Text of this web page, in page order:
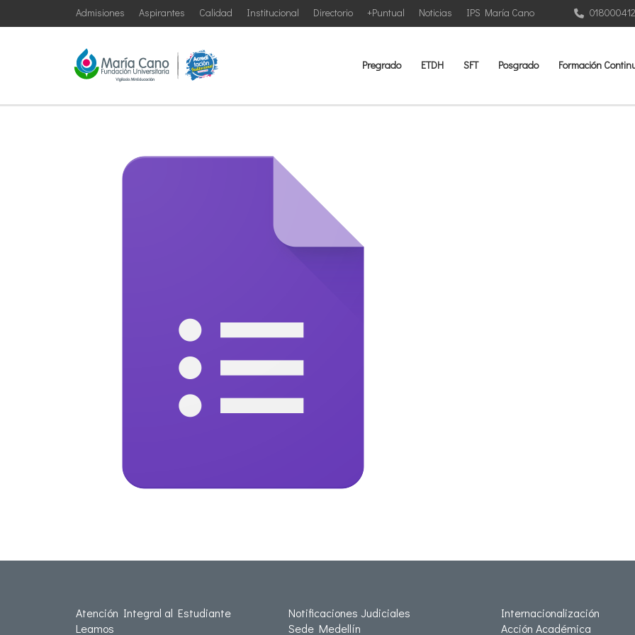
IPS María Cano
Noticias
+Puntual
Directorio
Institucional
Calidad
Aspirantes
Admisiones
Pregrado ETDH SFT Posgrado Formación
Atención Integral al Estudiante
Leamos
Notificaciones Judiciales
Sede Medellín
Internacionalización
Acción Académica